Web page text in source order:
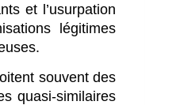
et l’usurpation
légitimes
souvent des
quasi-similaires